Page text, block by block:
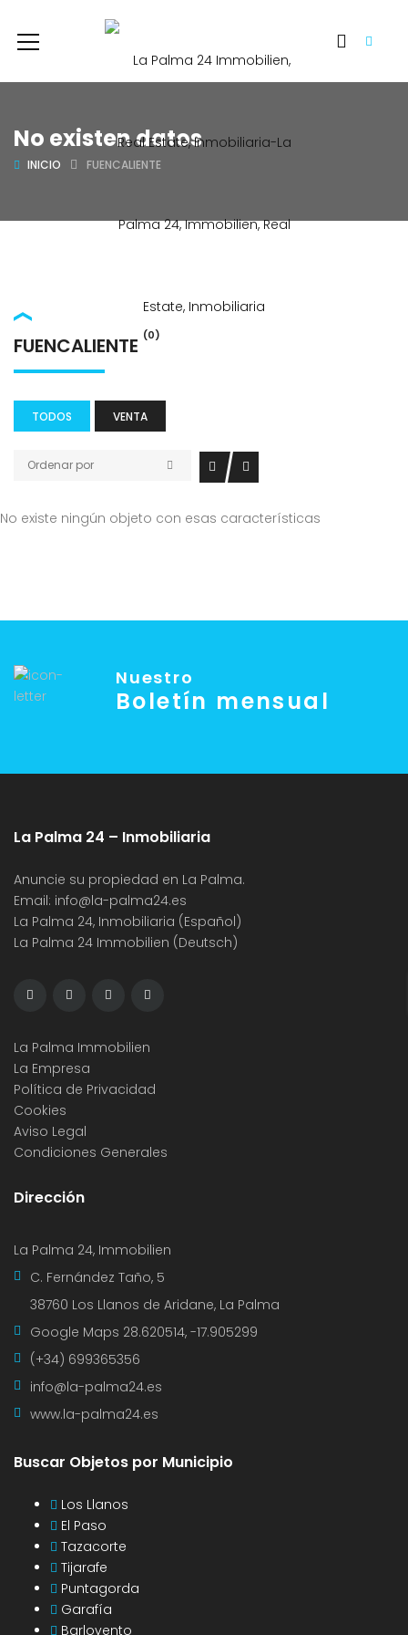
No existen datos
INICIO FUENCALIENTE
FUENCALIENTE (0)
TODOS VENTA
Ordenar por
No existe ningún objeto con esas características
Nuestro
Boletín mensual
La Palma 24 – Inmobiliaria
Anuncie su propiedad en La Palma.
Email: info@la-palma24.es
La Palma 24, Inmobiliaria (Español)
La Palma 24 Immobilien (Deutsch)
La Palma Immobilien
La Empresa
Política de Privacidad
Cookies
Aviso Legal
Condiciones Generales
Dirección
La Palma 24, Immobilien
C. Fernández Taño, 5
38760 Los Llanos de Aridane, La Palma
Google Maps 28.620514, -17.905299
(+34) 699365356
info@la-palma24.es
www.la-palma24.es
Buscar Objetos por Municipio
Los Llanos
El Paso
Tazacorte
Tijarafe
Puntagorda
Garafía
Barlovento